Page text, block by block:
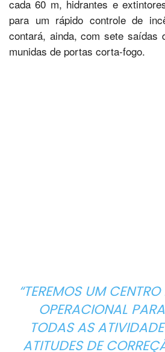
cada 60 m, hidrantes e
para um rápido controle de
contará, ainda, com sete saídas
munidas de portas corta-fogo.
“TEREMOS UM
OPERACIONAL
TODAS AS
ATITUDES DE